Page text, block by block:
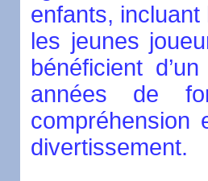
enfants,
les jeunes
bénéficient
années de
compréhension
divertissement.